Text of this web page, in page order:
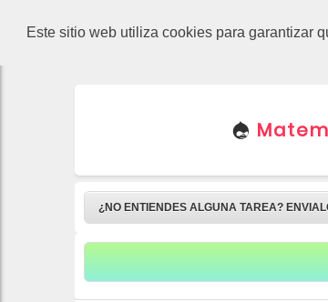
Este sitio web utiliza cookies para garantizar
¿NO ENTIENDES ALGUNA TAREA?